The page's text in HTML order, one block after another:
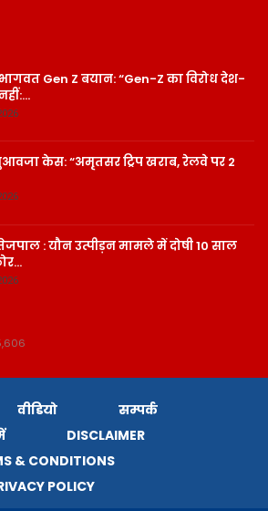
Gen Z बयान: “Gen-Z का विरोध देश-
केस: “अमृतसर ट्रिप खराब, रेलवे पर 2
: यौन उत्पीड़न मामले में दोषी 10 साल
वीडियो
सम्पर्क
DISCLAIMER
& CONDITIONS
POLICY